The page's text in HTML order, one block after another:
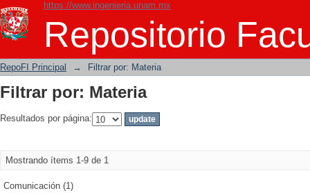
https://www.ingenieria.unam.mx
Repositorio
Filtrar por: Materia
RepoFI Principal → Filtrar por: Materia
Filtrar por: Materia
Resultados por página:
Mostrando ítems 1-9 de 1
Comunicación (1)